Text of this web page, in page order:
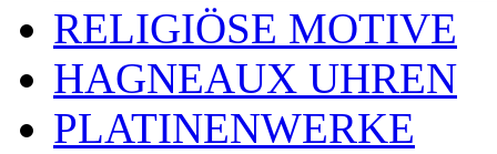
RELIGIÖSE MOTIVE
HAGNEAUX UHREN
PLATINENWERKE